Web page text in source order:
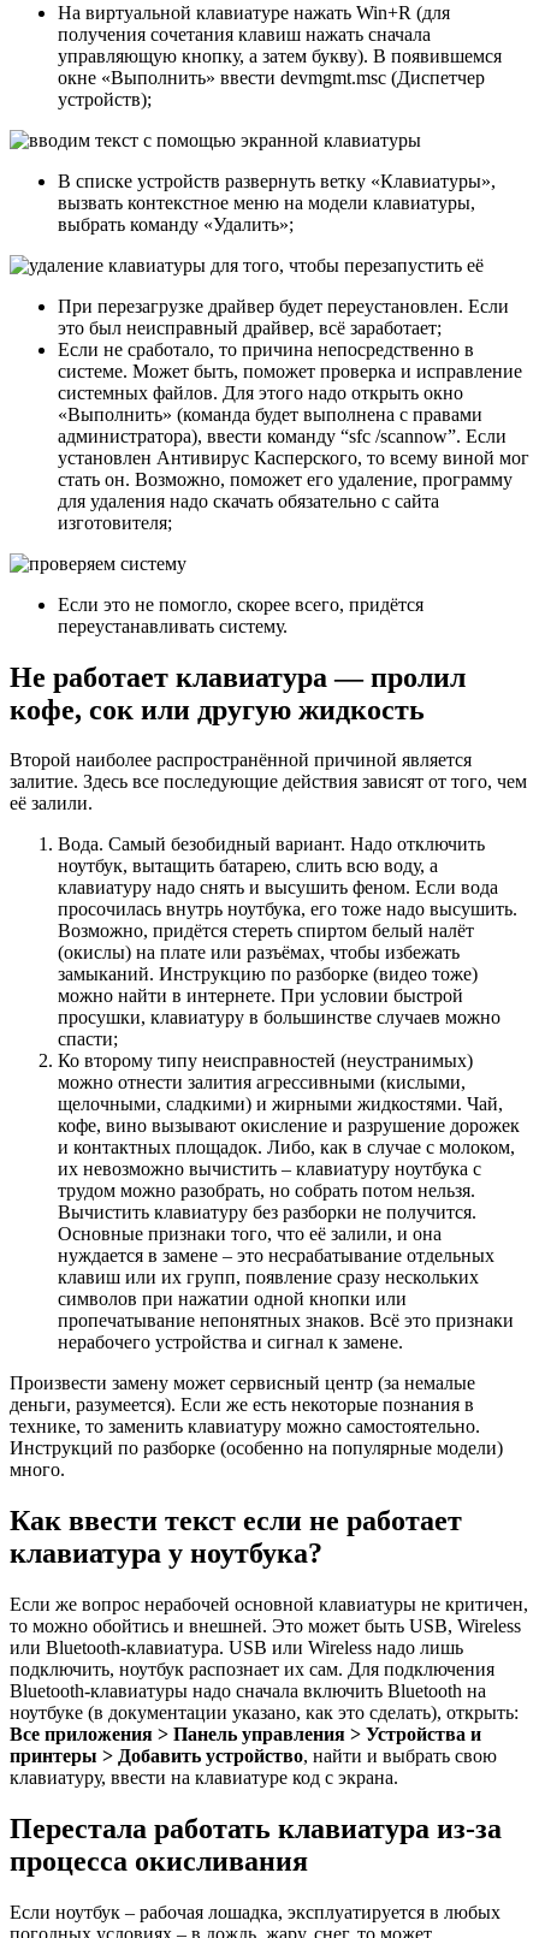
На виртуальной клавиатуре нажать Win+R (для
получения сочетания клавиш нажать сначала
управляющую кнопку, а затем букву). В появившемся
окне «Выполнить» ввести devmgmt.msc (Диспетчер
устройств);
В списке устройств развернуть ветку «Клавиатуры»,
вызвать контекстное меню на модели клавиатуры,
выбрать команду «Удалить»;
При перезагрузке драйвер будет переустановлен. Если
это был неисправный драйвер, всё заработает;
Если не сработало, то причина непосредственно в
системе. Может быть, поможет проверка и исправление
системных файлов. Для этого надо открыть окно
«Выполнить» (команда будет выполнена с правами
администратора), ввести команду “sfc /scannow”. Если
установлен Антивирус Касперского, то всему виной мог
стать он. Возможно, поможет его удаление, программу
для удаления надо скачать обязательно с сайта
изготовителя;
Если это не помогло, скорее всего, придётся
переустанавливать систему.
Не работает клавиатура — пролил
кофе, сок или другую жидкость
Второй наиболее распространённой причиной является
залитие. Здесь все последующие действия зависят от того, чем
её залили.
Вода. Самый безобидный вариант. Надо отключить
ноутбук, вытащить батарею, слить всю воду, а
клавиатуру надо снять и высушить феном. Если вода
просочилась внутрь ноутбука, его тоже надо высушить.
Возможно, придётся стереть спиртом белый налёт
(окислы) на плате или разъёмах, чтобы избежать
замыканий. Инструкцию по разборке (видео тоже)
можно найти в интернете. При условии быстрой
просушки, клавиатуру в большинстве случаев можно
спасти;
Ко второму типу неисправностей (неустранимых)
можно отнести залития агрессивными (кислыми,
щелочными, сладкими) и жирными жидкостями. Чай,
кофе, вино вызывают окисление и разрушение дорожек
и контактных площадок. Либо, как в случае с молоком,
их невозможно вычистить – клавиатуру ноутбука с
трудом можно разобрать, но собрать потом нельзя.
Вычистить клавиатуру без разборки не получится.
Основные признаки того, что её залили, и она
нуждается в замене – это несрабатывание отдельных
клавиш или их групп, появление сразу нескольких
символов при нажатии одной кнопки или
пропечатывание непонятных знаков. Всё это признаки
нерабочего устройства и сигнал к замене.
Произвести замену может сервисный центр (за немалые
деньги, разумеется). Если же есть некоторые познания в
технике, то заменить клавиатуру можно самостоятельно.
Инструкций по разборке (особенно на популярные модели)
много.
Как ввести текст если не работает
клавиатура у ноутбука?
Если же вопрос нерабочей основной клавиатуры не критичен,
то можно обойтись и внешней. Это может быть USB, Wireless
или Bluetooth-клавиатура. USB или Wireless надо лишь
подключить, ноутбук распознает их сам. Для подключения
Bluetooth-клавиатуры надо сначала включить Bluetooth на
ноутбуке (в документации указано, как это сделать), открыть:
Все приложения > Панель управления > Устройства и
принтеры > Добавить устройство, найти и выбрать свою
клавиатуру, ввести на клавиатуре код с экрана.
Перестала работать клавиатура из-за
процесса окисливания
Если ноутбук – рабочая лошадка, эксплуатируется в любых
погодных условиях – в дождь, жару, снег, то может